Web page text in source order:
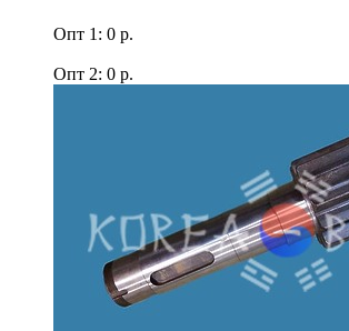
Опт 1: 0 р.
Опт 2: 0 р.